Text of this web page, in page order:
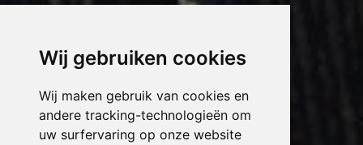
Wij gebruiken cookies
Wij maken gebruik van cookies en
andere tracking-technologieën om
uw surfervaring op onze website